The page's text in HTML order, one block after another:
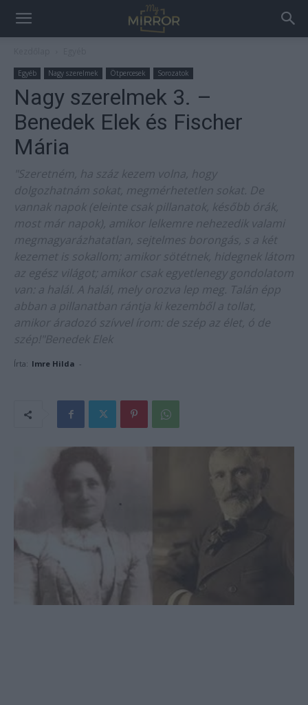
Egyéb Nagy szerelmek Ötpercesek Sorozatok
Nagy szerelmek 3. –
Benedek Elek és Fischer
Mária
"Szeretném, ha száz kezem volna, hogy
dolgozhatnám sokat, megmérhetetlen sokat. De
vannak napok (eleinte csak pillanatok, később órák,
most már napok), amikor lelkemre nehezedik valami
megmagyarázhatatlan, sejtelmes borongás, s a két
kezemet is sokallom; amikor sötétnek, hidegnek látom
az egész világot; amikor csak egyetlenegy gondolatom
van: a halál. A halál, mely orozva lep meg. Talán épp
abban a pillanatban rántja ki kezemből a tollat,
amikor áradozó szívvel írom: de szép az élet, ó de
szép!"Benedek Elek
Írta: Imre Hilda -